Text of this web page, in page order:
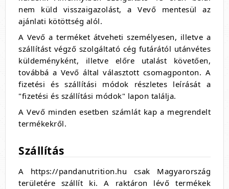
nem küld visszaigazolást, a Vevő mentesül az
ajánlati kötöttség alól.
A Vevő a terméket átveheti személyesen, illetve a
szállítást végző szolgáltató cég futárától utánvétes
küldeményként, illetve előre utalást követően,
továbbá a Vevő által választott csomagponton. A
fizetési és szállítási módok részletes leírását a
"fizetési és szállítási módok" lapon találja.
A Vevő minden esetben számlát kap a megrendelt
termékekről.
Szállítás
A https://pandanutrition.hu csak Magyarország
területére szállít ki. A raktáron lévő termékek